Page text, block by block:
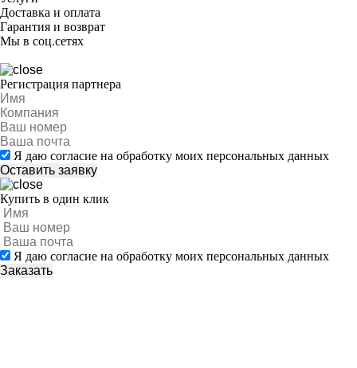
Доставка и оплата
Гарантия и возврат
Мы в соц.сетях
Регистрация партнера
Я даю согласие на обработку моих персональных данных
Купить в один клик
Я даю согласие на обработку моих персональных данных